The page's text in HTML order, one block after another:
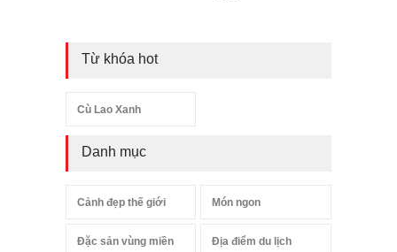
Từ khóa hot
Cù Lao Xanh
Danh mục
Cảnh đẹp thế giới Món ngon
Đặc sản vùng miền Địa điểm du lịch